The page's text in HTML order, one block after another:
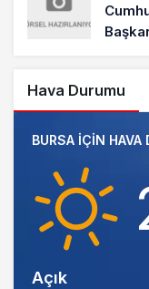
Hava Durumu
BURSA IÇIN HAVA
Açık